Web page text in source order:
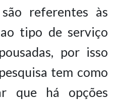
referentes às
tipo de serviço
por isso
tem como
que há opções